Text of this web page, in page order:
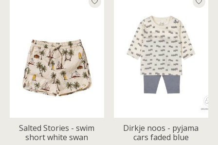
Salted Stories - swim
short white swan
Dirkje noos - pyjama
cars faded blue